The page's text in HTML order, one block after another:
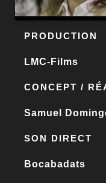
PRODUCTION
LMC-Films
CONCEPT /
Samuel
SON DIRECT
Bocabadats